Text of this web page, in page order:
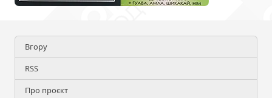
Вгору
RSS
Про проєкт